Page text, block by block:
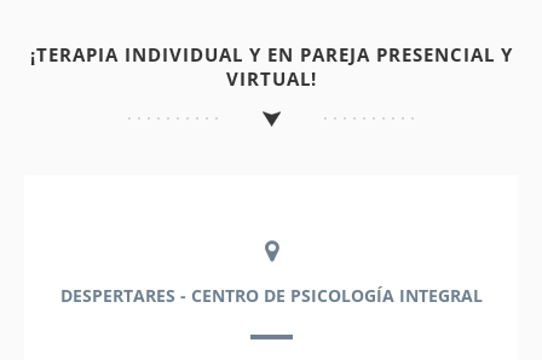
¡TERAPIA INDIVIDUAL Y EN PAREJA PRESENCIAL Y
VIRTUAL!
DESPERTARES - CENTRO DE PSICOLOGÍA INTEGRAL